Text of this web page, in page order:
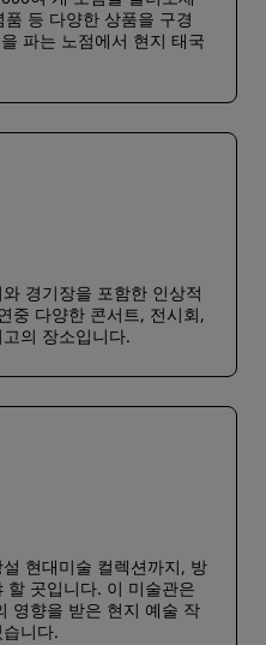
등 다양한 상품을 구경
파는 노점에서 현지 태국
경기장을 포함한 인상적
중 다양한 콘서트, 전시회,
의 장소입니다.
현대미술 컬렉션까지, 방
할 곳입니다. 이 미술관은
영향을 받은 현지 예술 작
니다.